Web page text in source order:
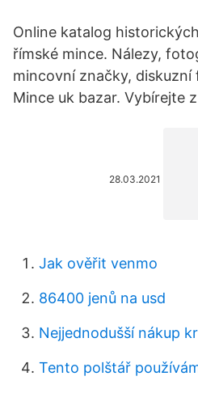
Online katalog
římské mince. Nálezy,
mincovní značky,
Mince uk bazar. Vybírejte
28.03.2021
Jak ověřit venmo
86400 jenů na usd
Nejjednodušší nákup
Tento polštář